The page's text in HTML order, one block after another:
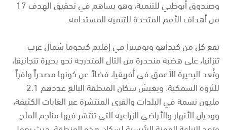
وصندوق أبوظبي للتنمية، وهو يساهم في تحقيق الهدف 17
من أهداف الأمم المتحدة للتنمية المستدامة.
تقع كل من كيداهو ويوفينزا في إقليم كيجوما شمال غرب
تنزانيا، على هضبة منحدرة من التال المتدرجة نحو بحيرة تنجانيقا،
وتُعد البحيرة الأعمق في أفريقيا، فضلاً عن كونها مصدراً وافراً
للثروة السمكية. ويعيش سكان المنطقة البالغ عددهم 2.1
مليون نسمة في البلدات والقرى المنتشرة عبر الغابات الكثيفة،
ووديان الأنهار والأراضي الزراعية التي تنتشر فيها مناجم الملح.